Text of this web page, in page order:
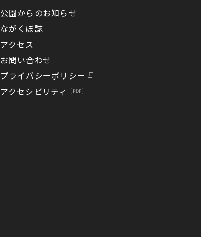
公園からのお知らせ
ながくぼ誌
アクセス
お問い合わせ
プライバシーポリシー
アクセシビリティ